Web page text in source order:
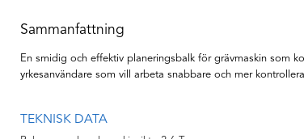
Sammanfattning
En smidig och effektiv planeringsbalk för grävmaskin som
yrkesanvändare som vill arbeta snabbare och mer
TEKNISK DATA